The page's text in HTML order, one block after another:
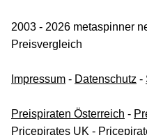
2003 - 2026 metaspinner
Preisvergleich
Impressum - Datenschutz -
Preispiraten Österreich -
Pricepirates UK -